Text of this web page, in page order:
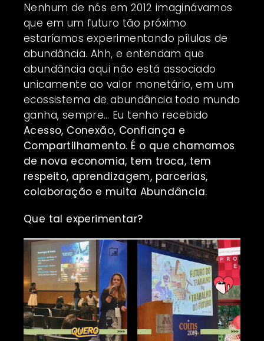
Nenhum de nós em 2012 imaginávamos
que em um futuro tão próximo
estaríamos experimentando pílulas de
abundância. Ahh, e entendam que
abundância aqui não está associado
unicamente ao valor monetário, em um
ecossistema de abundância todo mundo
ganha, sempre… Eu tenho recebido
Acesso, Conexão, Confiança e
Compartilhamento. É o que chamamos
de nova economia, tem troca, tem
respeito, aprendizagem, parcerias,
colaboração e muita Abundância.
Que tal experimentar?